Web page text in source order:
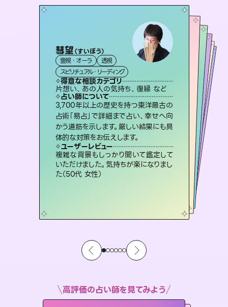
彗望（すいぼう）
霊視・オーラ
透視
スピリチュアル・リーディング
得意な相談カテゴリ
片想い、あの人の気持ち、復縁 など
占い師について
3,700年以上の歴史を持つ東洋最古の
占術「易占」で詳細まで占い、幸せへ向
かう道筋を示します。厳しい結果にも具
体的な対策をお伝えします。
ユーザーレビュー
複雑な背景もしっかり聞いて鑑定して
いただけました。気持ちが楽になりまし
た（50代 女性）
桃源珠羽（とうげんみう）
霊視・オーラ タロット
スピリチュアル・リーディング
得意な相談カテゴリ
片想い、あの人の気持ち、復縁 など
占い師について
恋愛のお悩みの中でも特に「曖昧な関
係」の相談を得意としており、友達以上
恋人未満なお相手との今後や本音を丁
寧に読み解き恋愛成就へと導きます。
ユーザーレビュー
鑑定していただいてアドバイス通りに行
動すると仲が復活してきました。ありが
とうございました（40代 女性）
セラピスト理恵
霊視・オーラ
スピリチュアル・リーディング
得意な相談カテゴリ
片想い、二人の未来、年の差 など
占い師について
連絡再開、復縁、成就などの報告実績
多数。セラピストとして2万超の施術経
験があるからこそできる鑑定で、より良
い未来をサポートします。
ユーザーレビュー
とても心温まる鑑定でした。しかもこち
らは何も言っていないのに視えていらっ
しゃるんだなと驚きです（30代女性）
アイリス -iris-
西洋占星術
ルーン
得意な相談カテゴリ
恋愛総合、片想い、二人の未来 など
占い師について
復縁、恋愛、不倫の行方、同性愛や片思い、仕事関係や借金問題まで知りたいことや心の負担になっていることを紐解き、背中をそっと押して導きます。
ユーザーレビュー
安心感のあり、言い切ってくれる所や濁
さない鑑定のおかげで、毎回自分の気
持ちを整えられます（30代 男性）
おう 霊感オラクル
霊視・オーラ
オラクルカード
得意な相談カテゴリ
恋愛総合、あの人の気持ち など
占い師について
霊視×オラクルカードを使って「今」と
「未来」そして「気になるあの人の気持
ち」まで丁寧に読み解き、恋や人生のヒ
ントを優しく引き出します。
ユーザーレビュー
不安な気持ちが嘘みたいに晴れまし
た…！よく視えていらっしゃるんだなと
感じました（40代 女性）
未来視師＊花
霊視・オーラ 心理学
スピリチュアル・リーディング
得意な相談カテゴリ
出逢い、片想い、復縁 など
占い師について
未来には何パターンもの選択肢があり
ます。不安で視えにくくなっているあな
たの素敵な未来を見つけ、その未来を
選択できるようアドバイスします。
ユーザーレビュー
職場の人の性質や人間関係、本心など
本当によく視えていてびっくり。対策が
打てて前向きになれます（40代）
高評価の占い師を見てみよう